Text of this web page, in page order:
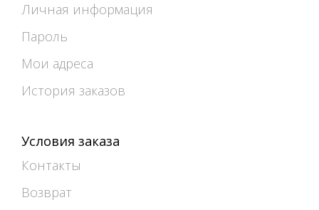
Личная информация
Пароль
Мои адреса
История заказов
Условия заказа
Контакты
Возврат